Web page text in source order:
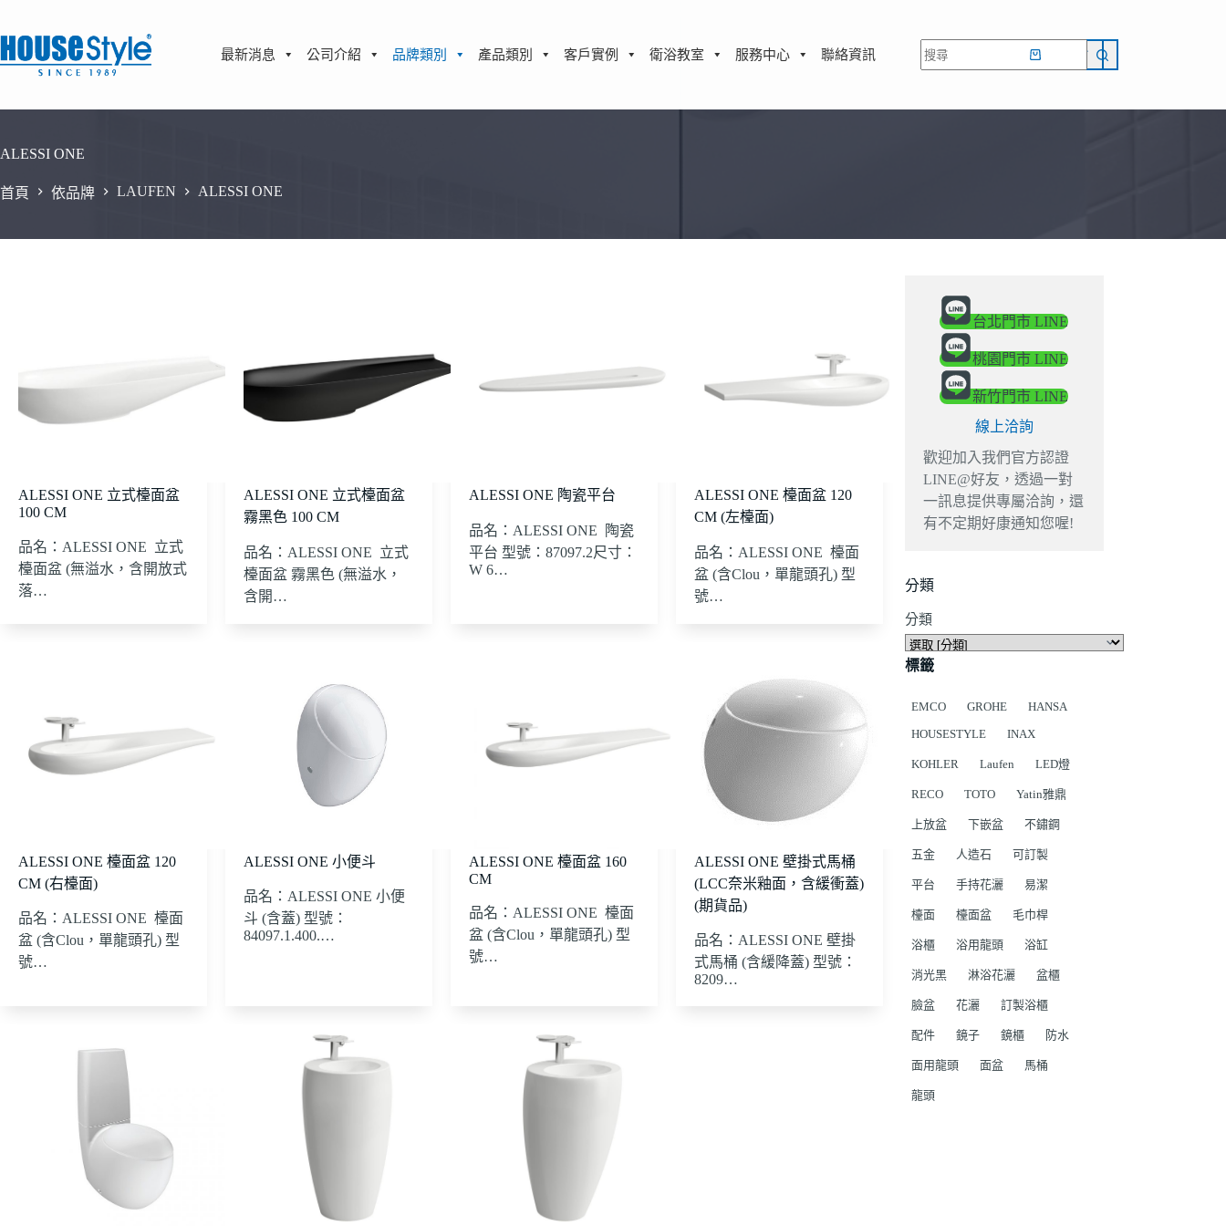
至
主
最新消息 公司介紹 品牌類別 產品類別 客戶實例 衛浴教室 服務中心 聯絡資訊 網路商店
ALESSI ONE
首頁 依品牌 LAUFEN ALESSI ONE
ALESSI ONE 立式檯面盆
100 CM
品名：ALESSI ONE 立式
檯面盆 (無溢水，含開放式
落…
ALESSI ONE 立式檯面盆
霧黑色 100 CM
品名：ALESSI ONE 立式
檯面盆 霧黑色 (無溢水，
含開…
ALESSI ONE 陶瓷平台
品名：ALESSI ONE 陶瓷
平台 型號：87097.2尺寸：
W 6…
ALESSI ONE 檯面盆 120
CM (左檯面)
品名：ALESSI ONE 檯面
盆 (含Clou，單龍頭孔) 型
號…
ALESSI ONE 檯面盆 120
CM (右檯面)
品名：ALESSI ONE 檯面
盆 (含Clou，單龍頭孔) 型
號…
ALESSI ONE 小便斗
品名：ALESSI ONE 小便
斗 (含蓋) 型號：
84097.1.400.…
ALESSI ONE 檯面盆 160
CM
品名：ALESSI ONE 檯面
盆 (含Clou，單龍頭孔) 型
號…
ALESSI ONE 壁掛式馬桶
(LCC奈米釉面，含緩衝蓋)
(期貨品)
品名：ALESSI ONE 壁掛
式馬桶 (含緩降蓋) 型號：
8209…
台北門市 LINE
桃園門市 LINE
新竹門市 LINE
線上洽詢
歡迎加入我們官方認證
LINE@好友，透過一對
一訊息提供專屬洽詢，還
有不定期好康通知您喔!
分類
分類
標籤
EMCO GROHE
HANSA
HOUSESTYLE
INAX
KOHLER Laufen LED燈
RECO TOTO Yatin雅鼎
上放盆 下嵌盆 不鏽鋼
五金 人造石 可訂製
平台 手持花灑 易潔
檯面 檯面盆 毛巾桿
浴櫃 浴用龍頭 浴缸
消光黑 淋浴花灑 盆櫃
臉盆 花灑 訂製浴櫃
配件 鏡子 鏡櫃 防水
面用龍頭 面盆 馬桶
龍頭